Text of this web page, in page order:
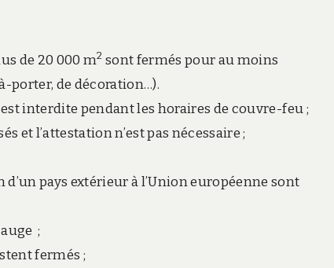
de 20 000 m2 sont fermés pour au moins
porter, de décoration…).
interdite pendant les horaires de couvre-feu ;
et l’attestation n’est pas nécessaire ;
pays extérieur à l’Union européenne sont
;
fermés ;